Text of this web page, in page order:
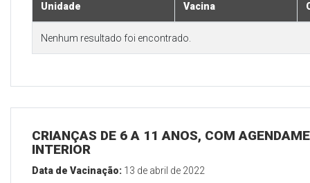
Unidade Vacina
Nenhum resultado foi encontrado.
CRIANÇAS DE 6 A 11 ANOS, COM
INTERIOR
Data de Vacinação: 13 de abril de 2022